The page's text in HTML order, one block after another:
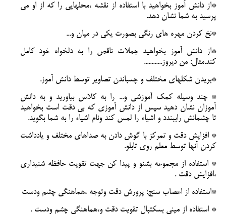
*از دانش آموز بخواهید با استفاده از نقشه ،محلهایی را که از او می
پرسید به شما نشان دهد.
*نخ کردن مهره های رنگی بصورت یکی در میان و...
*از دانش آموز بخواهید جملات ناقص را به دلخواه خود کامل
کند.مثال: من دیروز............
*بریدن شکلهای مختلف و چسباندن تصاویر توسط دانش آموز.
* چند وسیله کمک آموزشی و... را به کلاس بیاورید و به دانش
آموزان نشان دهید سپس از دانش آموزی که بی دقت است بخواهید
تا چشمانش راببندد و اشیاء را لمس کند ونام اشیاء را به شما بگوید.
* افزایش دقت و تمرکز با گوش دادن به صداهای مختلف و یادداشت
کردن آنها توسط معلم روی تابلو.
* استفاده از مجموعه بشنو و پیدا کن جهت تقویت حافظه شنیداری
،افزایش دقت .
*استفاده از اعصاب سنج: پرورش دقت وتوجه ،هماهنگی چشم ودست
* استفاده از مینی بسکتبال تقویت دقت و،هماهنگی چشم ودست .